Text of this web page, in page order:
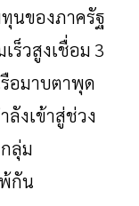
นของภาครัฐ
ร็วสูงเชื่อม 3
อมาบตาพุด
ลังเข้าสู่ช่วง
ลุ่ม
กัน